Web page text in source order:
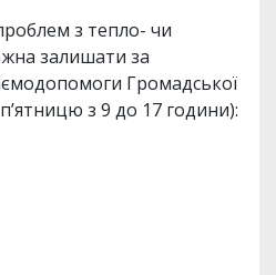
з тепло- чи
залишати за
Громадської
з 9 до 17 години):